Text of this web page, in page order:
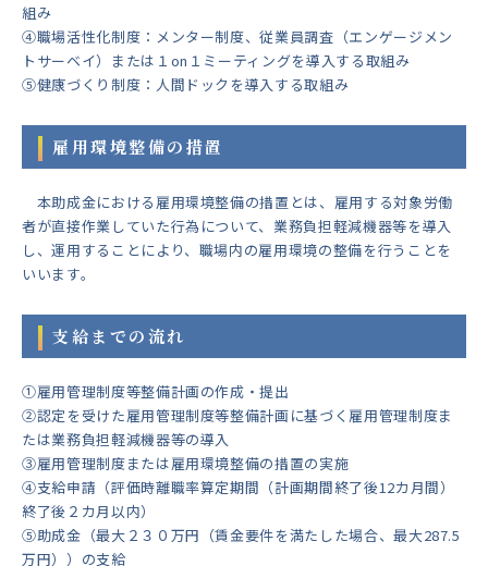
組み
④職場活性化制度：メンター制度、従業員調査（エンゲージメン
トサーベイ）または１on１ミーティングを導入する取組み
⑤健康づくり制度：人間ドックを導入する取組み
雇用環境整備の措置
本助成金における雇用環境整備の措置とは、雇用する対象労働
者が直接作業していた行為について、業務負担軽減機器等を導入
し、運用することにより、職場内の雇用環境の整備を行うことを
いいます。
支給までの流れ
①雇用管理制度等整備計画の作成・提出
②認定を受けた雇用管理制度等整備計画に基づく雇用管理制度ま
たは業務負担軽減機器等の導入
③雇用管理制度または雇用環境整備の措置の実施
④支給申請（評価時離職率算定期間（計画期間終了後12カ月間）
終了後２カ月以内）
⑤助成金（最大２３０万円（賃金要件を満たした場合、最大287.5
万円））の支給